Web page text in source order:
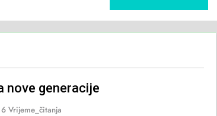
nove generacije
6 Vrijeme_čitanja